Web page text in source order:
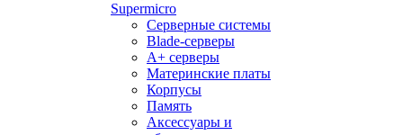
Supermicro
Серверные системы
Blade-серверы
A+ серверы
Материнские платы
Корпусы
Память
Аксессуары и